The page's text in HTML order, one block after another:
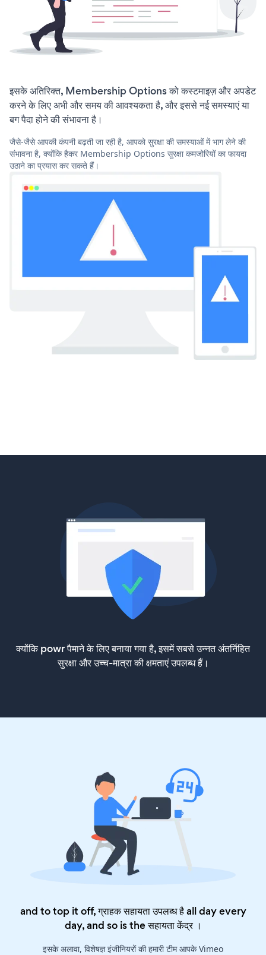
इसके अतिरिक्त, Membership Options को कस्टमाइज़ और अपडेट
करने के लिए अभी और समय की आवश्यकता है, और इससे नई समस्याएं या
बग पैदा होने की संभावना है।
जैसे-जैसे आपकी कंपनी बढ़ती जा रही है, आपको सुरक्षा की समस्याओं में भाग लेने की
संभावना है, क्योंकि हैकर Membership Options सुरक्षा कमजोरियों का फायदा
उठाने का प्रयास कर सकते हैं।
क्योंकि powr पैमाने के लिए बनाया गया है, इसमें सबसे उन्नत अंतर्निहित
सुरक्षा और उच्च-मात्रा की क्षमताएं उपलब्ध हैं।
and to top it off, ग्राहक सहायता उपलब्ध है all day every
day, and so is theसहायता केंद्र।
इसके अलावा, विशेषज्ञ इंजीनियरों की हमारी टीम आपके Vimeo